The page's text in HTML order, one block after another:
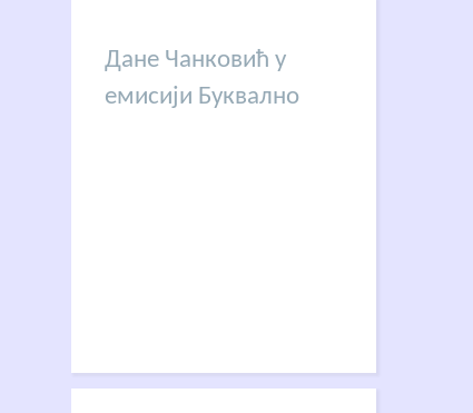
Дане Чанковић у
емисији Буквално